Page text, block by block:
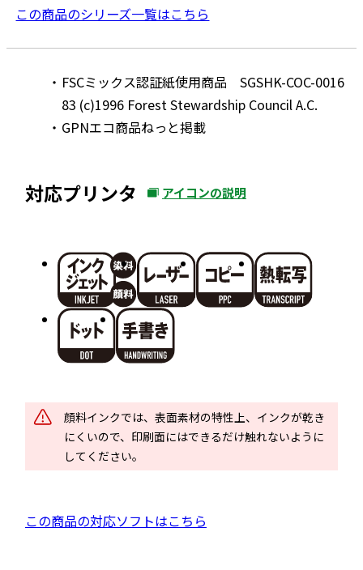
この商品のシリーズ一覧はこちら
FSCミックス認証紙使用商品 SGSHK-COC-0016
83 (c)1996 Forest Stewardship Council A.C.
GPNエコ商品ねっと掲載
対応プリンタ
外
イ
ト
を
別
ウ
ド
ウ
開
ま
アイコンの説明
顔料インクでは、表面素材の特性上、インクが乾き
にくいので、印刷面にはできるだけ触れないように
してください。
外
この商品の対応ソフトはこちら